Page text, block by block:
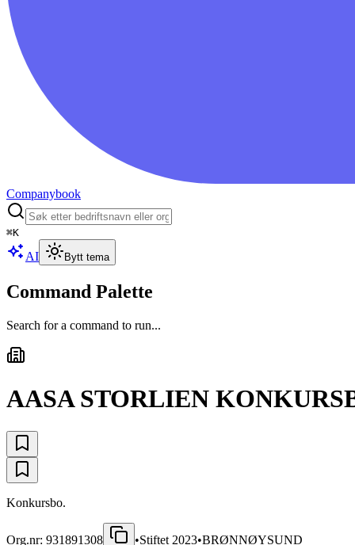
Companybook
⌘K
AI Bytt tema
Command Palette
Search for a command to run...
AASA STORLIEN
Konkursbo.
Org.nr: 931891308 •Stiftet 2023•BRØNNØYSUND